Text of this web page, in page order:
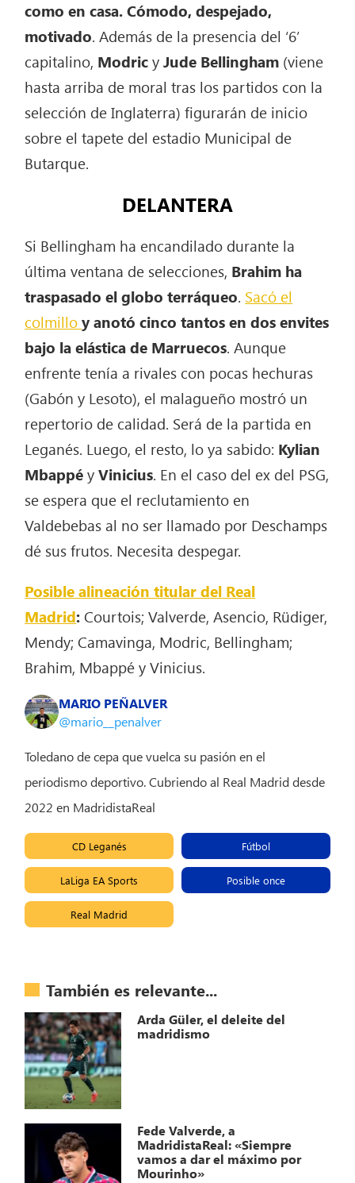
como en casa. Cómodo, despejado,
motivado. Además de la presencia del ‘6’
capitalino, ModricyJude Bellingham (viene
hasta arriba de moral tras los partidos con la
selección de Inglaterra) figurarán de inicio
sobre el tapete del estadio Municipal de
Butarque.
DELANTERA
Si Bellingham ha encandilado durante la
última ventana de selecciones, Brahim ha
traspasado el globo terráqueo. Sacó el
colmilloy anotó cinco tantos en dos envites
bajo la elástica de Marruecos. Aunque
enfrente tenía a rivales con pocas hechuras
(Gabón y Lesoto), el malagueño mostró un
repertorio de calidad. Será de la partida en
Leganés. Luego, el resto, lo ya sabido: Kylian
MbappéyVinicius. En el caso del ex del PSG,
se espera que el reclutamiento en
Valdebebas al no ser llamado por Deschamps
dé sus frutos. Necesita despegar.
Posible alineación titular del Real
Madrid: Courtois; Valverde, Asencio, Rüdiger,
Mendy; Camavinga, Modric, Bellingham;
Brahim, Mbappé y Vinicius.
MARIO PEÑALVER
@mario__penalver
Toledano de cepa que vuelca su pasión en el
periodismo deportivo. Cubriendo al Real Madrid desde
2022 en MadridistaReal
CD Leganés Fútbol
LaLiga EA Sports Posible once
Real Madrid
También es relevante...
Arda Güler, el deleite del
madridismo
Fede Valverde, a
MadridistaReal: «Siempre
vamos a dar el máximo por
Mourinho»